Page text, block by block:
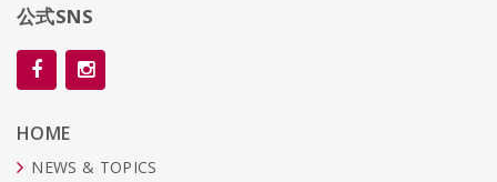
公式SNS
HOME
NEWS & TOPICS